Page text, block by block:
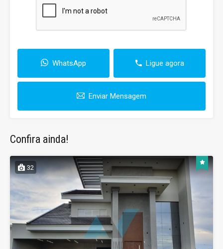
WhatsApp Ligue agora
Enviar Mensagem
Confira ainda!
32